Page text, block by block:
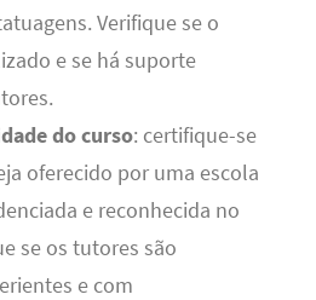
Verifique se o
e se há suporte
do curso: certifique-se
oferecido por uma escola
e reconhecida no
se os tutores são
e com